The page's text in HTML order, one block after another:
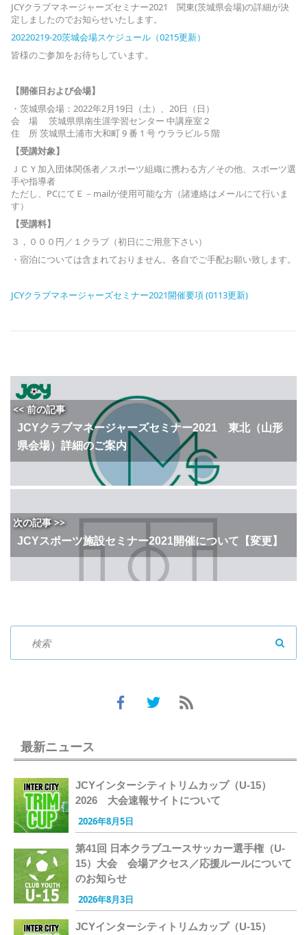
JCYクラブマネージャーズセミナー2021 関東(茨城県会場)の詳細が決
定しましたのでお知らせいたします。
20220219-20茨城会場スケジュール（0215更新）
皆様のご参加をお待ちしています。
【開催日および会場】
・茨城県会場：2022年2月19日（土）、20日（日）
会 場 茨城県県南生涯学習センター 中講座室２
住 所 茨城県土浦市大和町 9 番 1 号 ウララビル５階
【受講対象】
ＪＣＹ加入団体関係者／スポーツ組織に携わる方／その他、スポーツ選
手や指導者
ただし、PCにてＥ－mailが使用可能な方（諸連絡はメールにて行いま
す）
【受講料】
３，０００円／１クラブ（初日にご用意下さい）
・宿泊については含まれておりません。各自でご手配お願い致します。
JCYクラブマネージャーズセミナー2021開催要項 (0113更新)
<< 前の記事
JCYクラブマネージャーズセミナー2021 東北（山形
県会場）詳細のご案内
次の記事 >>
JCYスポーツ施設セミナー2021開催について【変更】
最新ニュース
JCYインターシティトリムカップ（U-15）
2026 大会速報サイトについて
2026年8月5日
第41回 日本クラブユースサッカー選手権（U-
15）大会 会場アクセス／応援ルールについて
のお知らせ
2026年8月3日
JCYインターシティトリムカップ（U-15）